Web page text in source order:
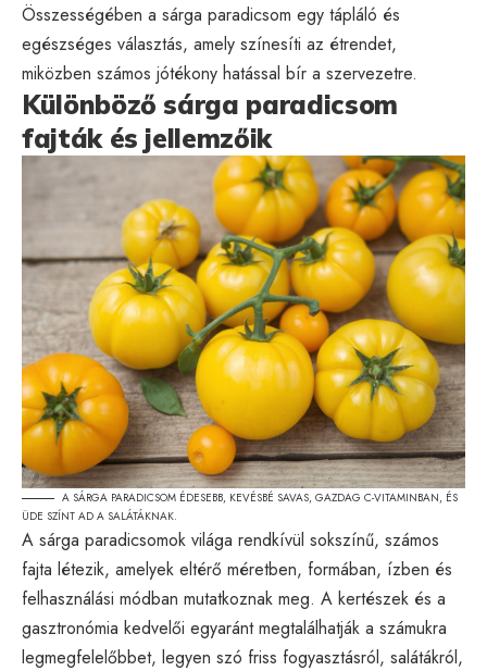
Összességében a sárga paradicsom egy tápláló és
egészséges választás, amely színesíti az étrendet,
miközben számos jótékony hatással bír a szervezetre.
Különböző sárga paradicsom
fajták és jellemzőik
A SÁRGA PARADICSOM ÉDESEBB, KEVÉSBÉ SAVAS, GAZDAG C-VITAMINBAN, ÉS
ÜDE SZÍNT AD A SALÁTÁKNAK.
A sárga paradicsomok világa rendkívül sokszínű, számos
fajta létezik, amelyek eltérő méretben, formában, ízben és
felhasználási módban mutatkoznak meg. A kertészek és a
gasztronómia kedvelői egyaránt megtalálhatják a számukra
legmegfelelőbbet, legyen szó friss fogyasztásról, salátákról,